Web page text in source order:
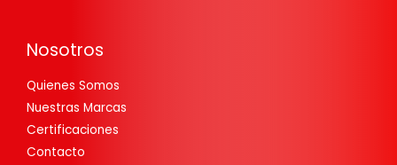
Nosotros
Quienes Somos
Nuestras Marcas
Certificaciones
Contacto